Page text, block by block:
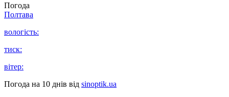
Погода
Полтава
вологість:
тиск:
вітер:
Погода на 10 днів від sinoptik.ua